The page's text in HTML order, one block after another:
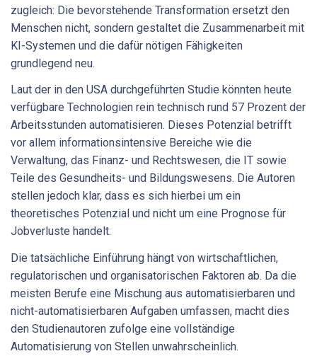
zugleich: Die bevorstehende Transformation ersetzt den
Menschen nicht, sondern gestaltet die Zusammenarbeit mit
KI-Systemen und die dafür nötigen Fähigkeiten
grundlegend neu.
Laut der in den USA durchgeführten Studie könnten heute
verfügbare Technologien rein technisch rund 57 Prozent der
Arbeitsstunden automatisieren. Dieses Potenzial betrifft
vor allem informationsintensive Bereiche wie die
Verwaltung, das Finanz- und Rechtswesen, die IT sowie
Teile des Gesundheits- und Bildungswesens. Die Autoren
stellen jedoch klar, dass es sich hierbei um ein
theoretisches Potenzial und nicht um eine Prognose für
Jobverluste handelt.
Die tatsächliche Einführung hängt von wirtschaftlichen,
regulatorischen und organisatorischen Faktoren ab. Da die
meisten Berufe eine Mischung aus automatisierbaren und
nicht-automatisierbaren Aufgaben umfassen, macht dies
den Studienautoren zufolge eine vollständige
Automatisierung von Stellen unwahrscheinlich.